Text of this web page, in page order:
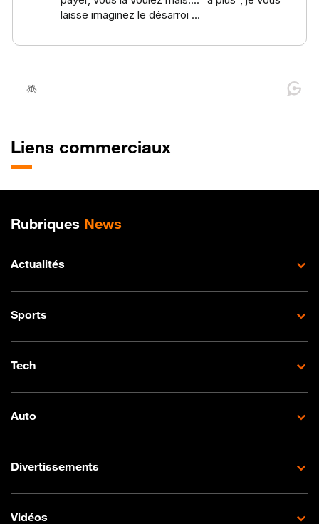
Liens commerciaux
Plan de site
Rubriques News
Actualités
Sports
Tech
Auto
Divertissements
Vidéos